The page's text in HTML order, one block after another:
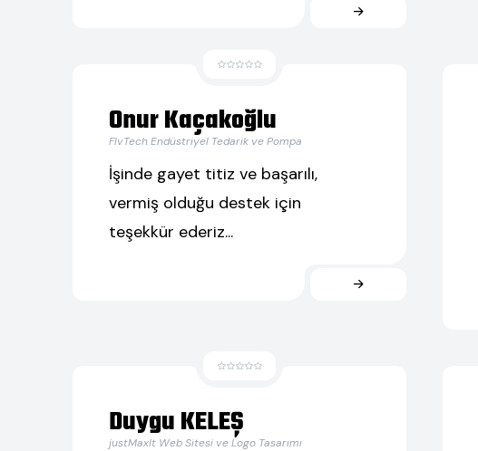
Onur Kaçakoğlu
FlvTech Endüstriyel Tedarik ve Pompa
İşinde gayet titiz ve başarılı,
vermiş olduğu destek için
teşekkür ederiz...
Duygu KELEŞ
justMaxIt Web Sitesi ve Logo Tasarımı